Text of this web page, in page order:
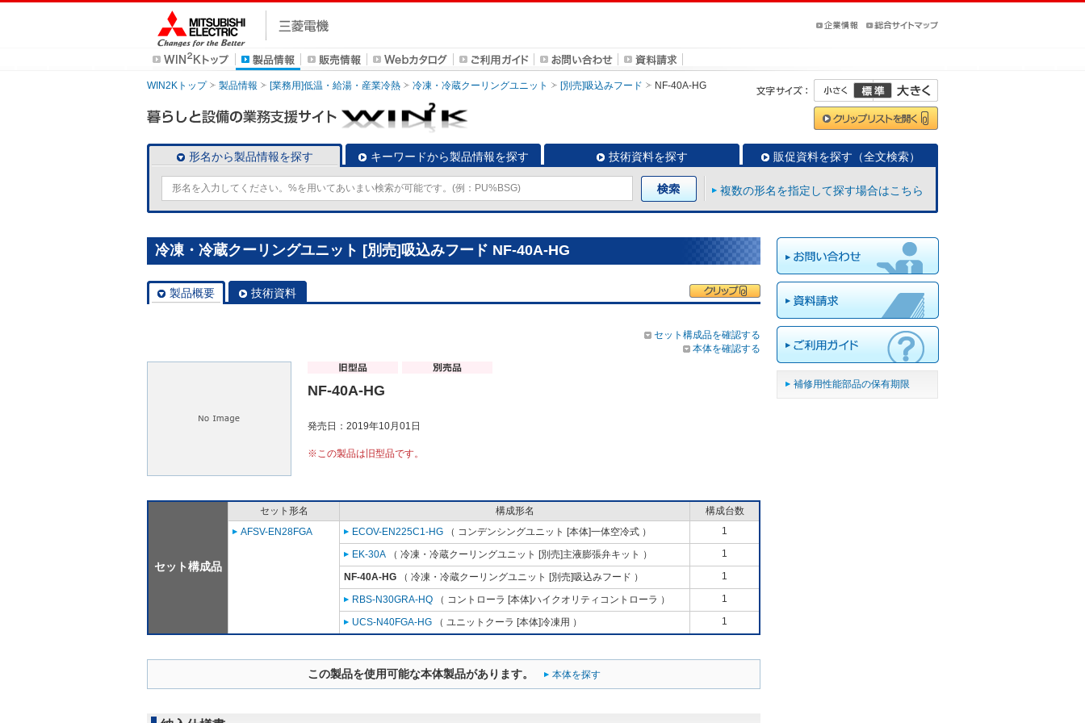
WIN2Kトップ 製品情報 [業務用]低温・給湯・産業冷熱 冷凍・冷蔵クーリングユニット [別売]吸込みフード NF-40A-HG
形名から製品情報を探す キーワードから製品情報を探す 技術資料を探す 販促資料を探す（全文検索）
複数の形名を指定して探す場合はこちら
冷凍・冷蔵クーリングユニット [別売]吸込みフード NF-40A-HG
製品概要 技術資料
セット構成品を確認する
本体を確認する
NF-40A-HG
発売日：2019年10月01日
※この製品は旧型品です。
セット構成品
セット形名 構成形名
構成台数
AFSV-EN28FGA
ECOV-EN225C1-HG （ コンデンシングユニット [本体]一体空冷式 ） 1
EK-30A （ 冷凍・冷蔵クーリングユニット [別売]主液膨張弁キット ） 1
NF-40A-HG （ 冷凍・冷蔵クーリングユニット [別売]吸込みフード ） 1
RBS-N30GRA-HQ （ コントローラ [本体]ハイクオリティコントローラ ） 1
UCS-N40FGA-HG （ ユニットクーラ [本体]冷凍用 ） 1
この製品を使用可能な本体製品があります。 本体を探す
補修用性能部品の保有期限